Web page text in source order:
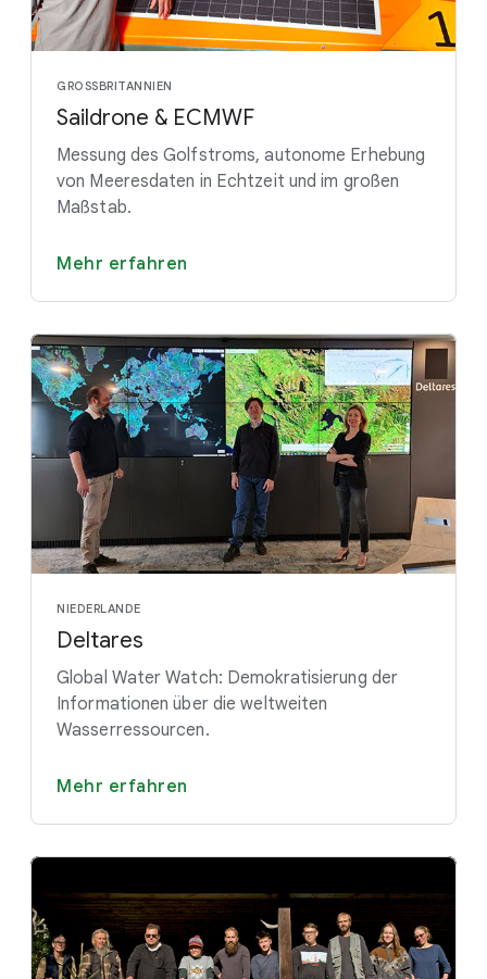
GROSSBRITANNIEN
Saildrone & ECMWF
Messung des Golfstroms, autonome Erhebung
von Meeresdaten in Echtzeit und im großen
Maßstab.
Mehr erfahren
NIEDERLANDE
Deltares
Global Water Watch: Demokratisierung der
Informationen über die weltweiten
Wasserressourcen.
Mehr erfahren